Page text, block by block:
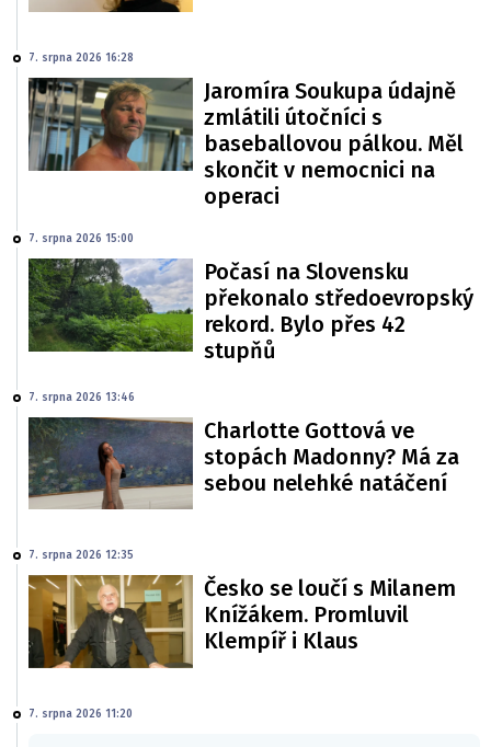
7. srpna 2026 16:28
Jaromíra Soukupa údajně
zmlátili útočníci s
baseballovou pálkou. Měl
skončit v nemocnici na
operaci
7. srpna 2026 15:00
Počasí na Slovensku
překonalo středoevropský
rekord. Bylo přes 42
stupňů
7. srpna 2026 13:46
Charlotte Gottová ve
stopách Madonny? Má za
sebou nelehké natáčení
7. srpna 2026 12:35
Česko se loučí s Milanem
Knížákem. Promluvil
Klempíř i Klaus
7. srpna 2026 11:20